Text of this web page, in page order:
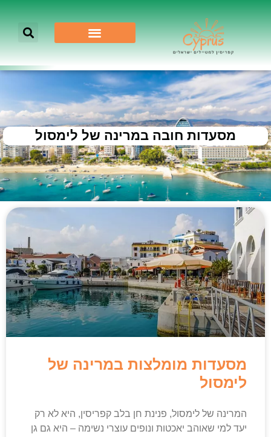
מסעדות חובה במרינה של לימסול
מסעדות מומלצות במרינה של
לימסול
המרינה של לימסול, פנינת חן בלב קפריסין, היא לא רק
יעד למי שאוהב יאכטות ונופים עוצרי נשימה – היא גם גן